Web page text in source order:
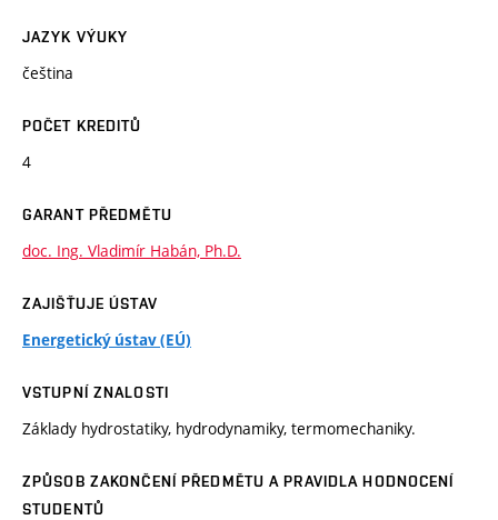
JAZYK VÝUKY
čeština
POČET KREDITŮ
4
GARANT PŘEDMĚTU
doc. Ing. Vladimír Habán, Ph.D.
ZAJIŠŤUJE ÚSTAV
Energetický ústav (EÚ)
VSTUPNÍ ZNALOSTI
Základy hydrostatiky, hydrodynamiky, termomechaniky.
ZPŮSOB ZAKONČENÍ PŘEDMĚTU A PRAVIDLA HODNOCENÍ
STUDENTŮ